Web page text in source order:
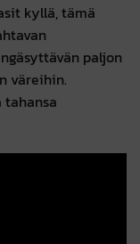
kyllä, tämä
paljon
väreihin.